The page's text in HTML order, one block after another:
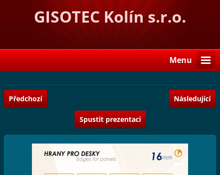
GISOTEC Kolín s.r.o.
Menu
Předchozí Následující
Spustit prezentaci